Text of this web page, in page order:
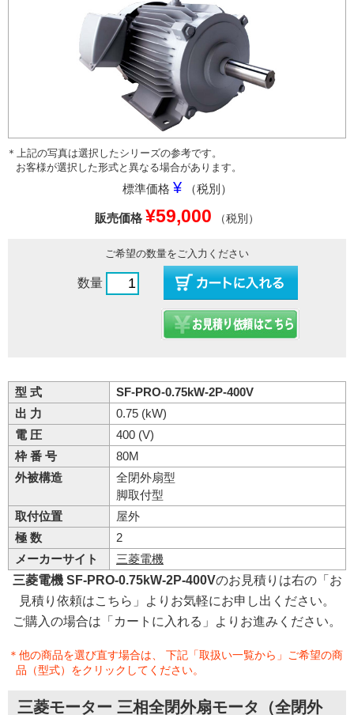
＊上記の写真は選択したシリーズの参考です。
お客様が選択した形式と異なる場合があります。
標準価格 ¥ （税別）
販売価格 ¥59,000 （税別）
ご希望の数量をご入力ください
数量
型 式
SF-PRO-0.75kW-2P-400V
出 力
0.75 (kW)
電 圧
400 (V)
枠 番 号
80M
外被構造
全閉外扇型
脚取付型
取付位置
屋外
極 数
2
メーカーサイト
三菱電機
三菱電機 SF-PRO-0.75kW-2P-400Vのお見積りは右の「お
見積り依頼はこちら」よりお気軽にお申し出ください。
ご購入の場合は「カートに入れる」よりお進みください。
＊他の商品を選び直す場合は、 下記「取扱い一覧から」ご希望の商
品（型式）をクリックしてください。
三菱モーター 三相全閉外扇モータ（全閉外